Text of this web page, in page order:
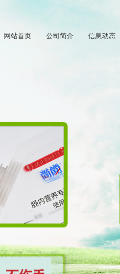
网站首页 公司简介 信息动态